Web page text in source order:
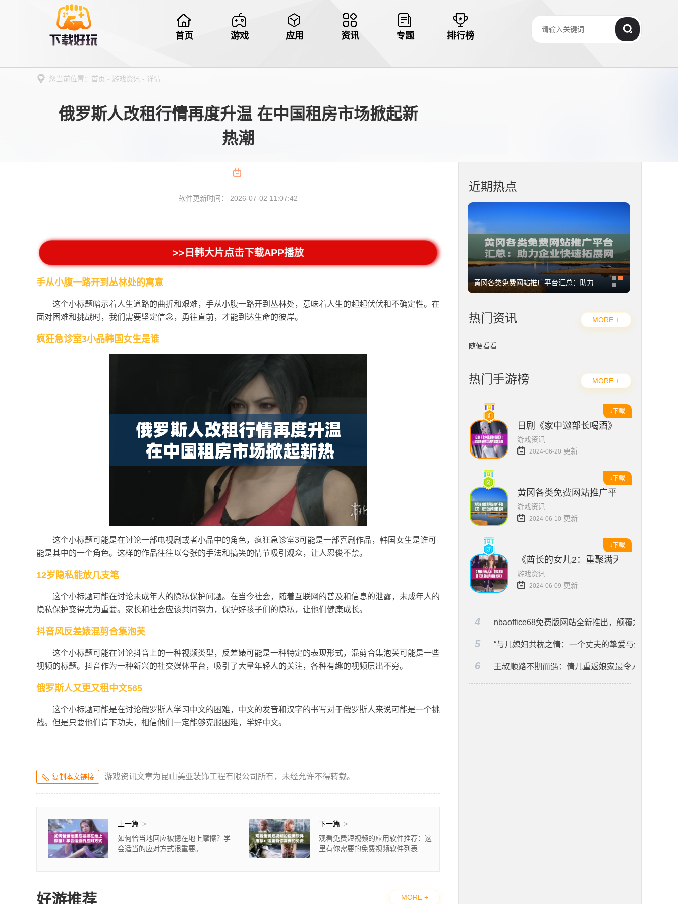
首页 游戏 应用 资讯 专题 排行榜
您当前位置： 首页 - 游戏资讯 - 详情
俄罗斯人改租行情再度升温 在中国租房市场掀起新
热潮
软件更新时间： 2026-07-02 11:07:42
>>日韩大片点击下载APP播放
手从小腹一路开到丛林处的寓意
这个小标题暗示着人生道路的曲折和艰难，手从小腹一路开到丛林处，意味着人生的起起伏伏和不确定性。在
面对困难和挑战时，我们需要坚定信念，勇往直前，才能到达生命的彼岸。
疯狂急诊室3小品韩国女生是谁
这个小标题可能是在讨论一部电视剧或者小品中的角色，疯狂急诊室3可能是一部喜剧作品，韩国女生是谁可
能是其中的一个角色。这样的作品往往以夸张的手法和搞笑的情节吸引观众，让人忍俊不禁。
12岁隐私能放几支笔
这个小标题可能在讨论未成年人的隐私保护问题。在当今社会，随着互联网的普及和信息的泄露，未成年人的
隐私保护变得尤为重要。家长和社会应该共同努力，保护好孩子们的隐私，让他们健康成长。
抖音风反差婊混剪合集泡芙
这个小标题可能在讨论抖音上的一种视频类型，反差婊可能是一种特定的表现形式，混剪合集泡芙可能是一些
视频的标题。抖音作为一种新兴的社交媒体平台，吸引了大量年轻人的关注，各种有趣的视频层出不穷。
俄罗斯人又更又租中文565
这个小标题可能是在讨论俄罗斯人学习中文的困难，中文的发音和汉字的书写对于俄罗斯人来说可能是一个挑
战。但是只要他们肯下功夫，相信他们一定能够克服困难，学好中文。
复制本文链接 游戏资讯文章为昆山美亚装饰工程有限公司所有，未经允许不得转载。
上一篇 >
如何恰当地回应被摁在地上摩擦？学
会适当的应对方式很重要。
下一篇 >
观看免费短视频的应用软件推荐：这
里有你需要的免费视频软件列表
好游推荐 MORE +
近期热点
热门资讯 MORE +
随便看看
热门手游榜 MORE +
↓下载
日剧《家中邀部长喝酒》：解锁撩爱与
游戏资讯
2024-06-20 更新
↓下载
黄冈各类免费网站推广平台汇总：助力
游戏资讯
2024-06-10 更新
↓下载
《酋长的女儿2：重聚满天星 天降星光
游戏资讯
2024-06-09 更新
4 nbaoffice68免费版网站全新推出，颠覆九幺网站体
5 “与儿媳妇共枕之情：一个丈夫的挚爱与责任”
6 王叔顺路不期而遇：倩儿重返娘家最令人难忘的一